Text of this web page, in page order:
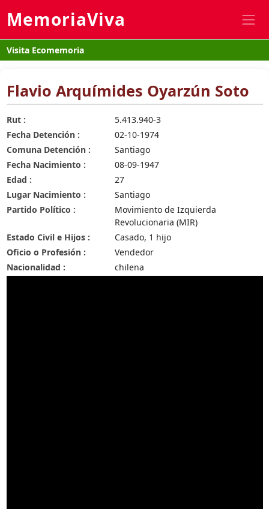
MemoriaViva
Visita Ecomemoria
Flavio Arquímides Oyarzún Soto
Rut :
5.413.940-3
Fecha Detención :
02-10-1974
Comuna Detención :
Santiago
Fecha Nacimiento :
08-09-1947
Edad :
27
Lugar Nacimiento :
Santiago
Partido Político :
Movimiento de Izquierda
Revolucionaria (MIR)
Estado Civil e Hijos :
Casado, 1 hijo
Oficio o Profesión :
Vendedor
Nacionalidad :
chilena